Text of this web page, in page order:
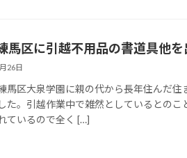
馬区に引越不用品の書道具他
26日
馬区大泉学園に親の代から長年住んだ住
た。引越作業中で雑然としているとの
ているので全く […]